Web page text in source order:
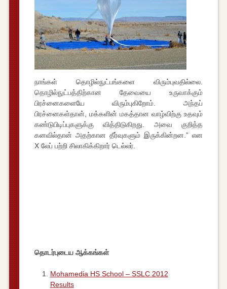
நாங்கள் தொழில்நுட்பங்களை விரும்புவதில்லை.
தொழில்நுட்பத்திற்கான தேவையை உருவாக்கும்
பிரச்னைகளையே விரும்புகிறோம். அந்தப்
பிரச்னைகள்தான், மக்களின் மகத்தான வாழ்விற்கு உதவும்
கண்டுபிடிப்புகளுக்கு வித்திடுகிறது. அவை குறித்த
கனவில்தான் அதற்கான தீர்வுகளும் இருக்கின்றன.” என
X லேப் பற்றி சிலாகிக்கிறார் டெல்லர்.
தொடர்புடைய ஆக்கங்கள்
Mohamedia HS School – SSLC 2012
Results